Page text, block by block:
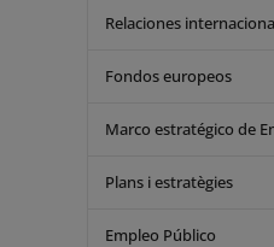
Relaciones
Fondos europeos
Marco estratégico de
Plans i estratègies
Empleo Público